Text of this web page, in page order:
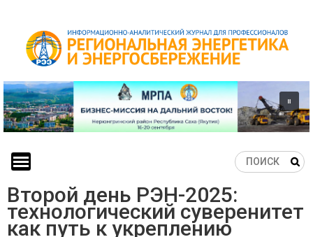
content
Второй день РЭН-2025:
технологический суверенитет
как путь к укреплению